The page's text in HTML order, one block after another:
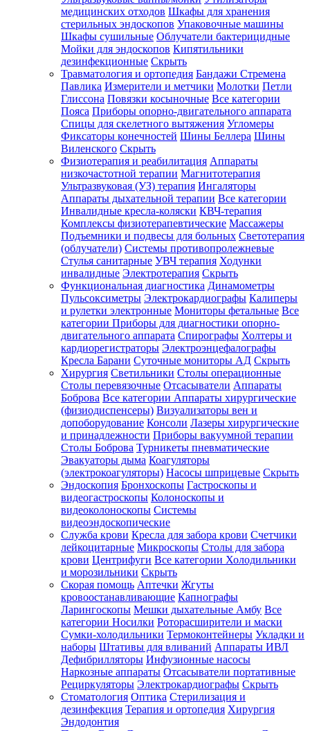
медицинских отходов Шкафы для хранения
стерильных эндоскопов Упаковочные машины
Шкафы сушильные Облучатели бактерицидные
Мойки для эндоскопов Кипятильники
дезинфекционные Скрыть
Травматология и ортопедия Бандажи Стремена
Павлика Измерители и метчики Молотки Петли
Глиссона Повязки косыночные Все категории
Пояса Приборы опорно-двигательного аппарата
Спицы для скелетного вытяжения Угломеры
Фиксаторы конечностей Шины Беллера Шины
Виленского Скрыть
Физиотерапия и реабилитация Аппараты
низкочастотной терапии Магнитотерапия
Ультразвуковая (УЗ) терапия Ингаляторы
Аппараты дыхательной терапии Все категории
Инвалидные кресла-коляски КВЧ-терапия
Комплексы физиотерапевтические Массажеры
Подъемники и подвесы для больных Светотерапия
(облучатели) Системы противопролежневые
Стулья санитарные УВЧ терапия Ходунки
инвалидные Электротерапия Скрыть
Функциональная диагностика Динамометры
Пульсоксиметры Электрокардиографы Калиперы
и рулетки электронные Мониторы фетальные Все
категории Приборы для диагностики опорно-
двигательного аппарата Спирографы Холтеры и
кардиорегистраторы Электроэнцефалографы
Кресла Барани Суточные мониторы АД Скрыть
Хирургия Светильники Столы операционные
Столы перевязочные Отсасыватели Аппараты
Боброва Все категории Аппараты хирургические
(физиодиспенсеры) Визуализаторы вен и
допоборудование Консоли Лазеры хирургические
и принадлежности Приборы вакуумной терапии
Столы Боброва Турникеты пневматические
Эвакуаторы дыма Коагуляторы
(электрокоагуляторы) Насосы шприцевые Скрыть
Эндоскопия Бронхоскопы Гастроскопы и
видеогастроскопы Колоноскопы и
видеоколоноскопы Системы
видеоэндоскопические
Служба крови Кресла для забора крови Счетчики
лейкоцитарные Микроскопы Столы для забора
крови Центрифуги Все категории Холодильники
и морозильники Скрыть
Скорая помощь Аптечки Жгуты
кровоостанавливающие Капнографы
Ларингоскопы Мешки дыхательные Амбу Все
категории Носилки Роторасширители и маски
Сумки-холодильники Термоконтейнеры Укладки и
наборы Штативы для вливаний Аппараты ИВЛ
Дефибрилляторы Инфузионные насосы
Наркозные аппараты Отсасыватели портативные
Рециркуляторы Электрокардиографы Скрыть
Стоматология Оптика Стерилизация и
дезинфекция Терапия и ортопедия Хирургия
Эндодонтия